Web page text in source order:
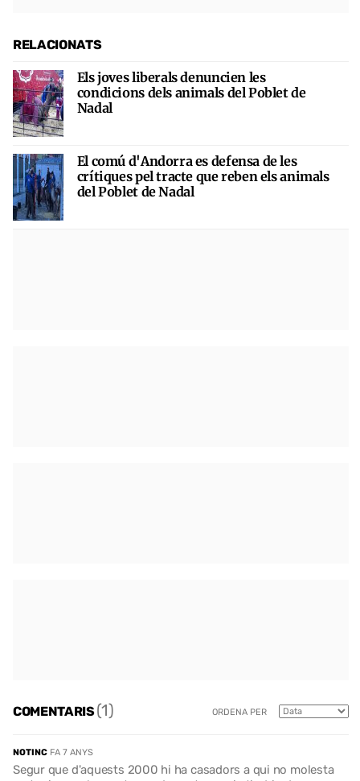
RELACIONATS
Els joves liberals denuncien les
condicions dels animals del Poblet de
Nadal
El comú d'Andorra es defensa de les
crítiques pel tracte que reben els animals
del Poblet de Nadal
COMENTARIS(1) ORDENA PER
NOTINC FA 7 ANYS
Segur que d'aquests 2000 hi ha casadors a qui no molesta